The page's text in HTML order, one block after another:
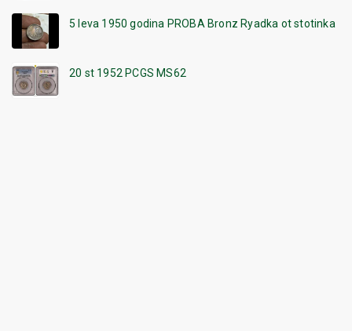
5 leva 1950 godina PROBA Bronz Ryadka ot stotinka
20 st 1952 PCGS MS62